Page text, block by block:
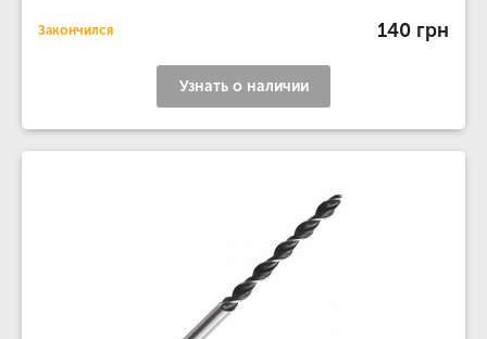
Закончился 140 грн
Узнать о наличии